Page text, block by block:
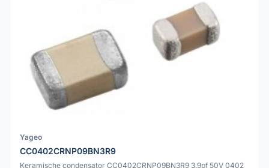
Yageo
CC0402CRNP09BN3R9
Keramische condensator CC0402CRNP09BN3R9 3.9pf 50V 0402